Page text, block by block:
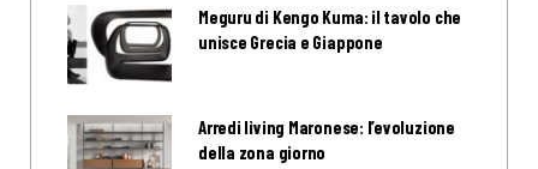
Meguru di Kengo Kuma: il tavolo che
unisce Grecia e Giappone
Arredi living Maronese: l’evoluzione
della zona giorno